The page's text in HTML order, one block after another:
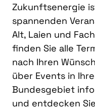
Zukunftsenergie
spannenden
Alt, Laien und
finden Sie alle
nach Ihren
über Events in
Bundesgebiet
und entdecken